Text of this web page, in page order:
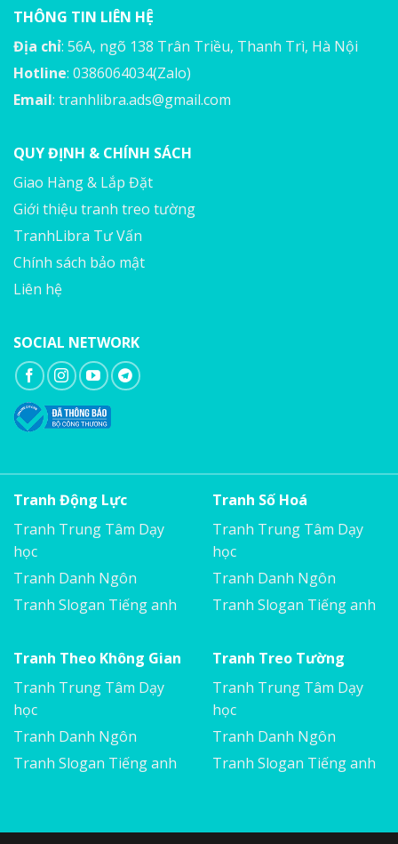
THÔNG TIN LIÊN HỆ
Địa chỉ: 56A, ngõ 138 Trân Triều, Thanh Trì, Hà Nội
Hotline: 0386064034(Zalo)
Email: tranhlibra.ads@gmail.com
QUY ĐỊNH & CHÍNH SÁCH
Giao Hàng & Lắp Đặt
Giới thiệu tranh treo tường
TranhLibra Tư Vấn
Chính sách bảo mật
Liên hệ
SOCIAL NETWORK
Tranh Động Lực
Tranh Trung Tâm Dạy
học
Tranh Danh Ngôn
Tranh Slogan Tiếng anh
Tranh Số Hoá
Tranh Trung Tâm Dạy
học
Tranh Danh Ngôn
Tranh Slogan Tiếng anh
Tranh Theo Không Gian
Tranh Trung Tâm Dạy
học
Tranh Danh Ngôn
Tranh Slogan Tiếng anh
Tranh Treo Tường
Tranh Trung Tâm Dạy
học
Tranh Danh Ngôn
Tranh Slogan Tiếng anh